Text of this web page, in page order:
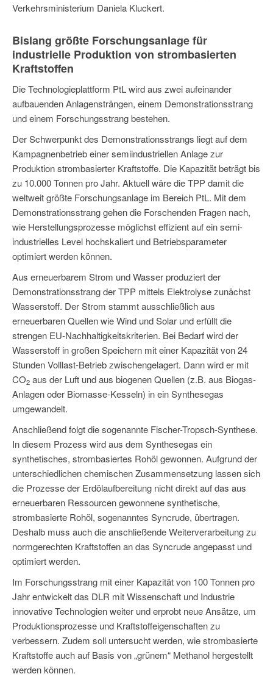
Verkehrsministerium Daniela Kluckert.
Bislang größte Forschungsanlage für
industrielle Produktion von strombasierten
Kraftstoffen
Die Technologieplattform PtL wird aus zwei aufeinander
aufbauenden Anlagensträngen, einem Demonstrationsstrang
und einem Forschungsstrang bestehen.
Der Schwerpunkt des Demonstrationsstrangs liegt auf dem
Kampagnenbetrieb einer semiindustriellen Anlage zur
Produktion strombasierter Kraftstoffe. Die Kapazität beträgt bis
zu 10.000 Tonnen pro Jahr. Aktuell wäre die TPP damit die
weltweit größte Forschungsanlage im Bereich PtL. Mit dem
Demonstrationsstrang gehen die Forschenden Fragen nach,
wie Herstellungsprozesse möglichst effizient auf ein semi-
industrielles Level hochskaliert und Betriebsparameter
optimiert werden können.
Aus erneuerbarem Strom und Wasser produziert der
Demonstrationsstrang der TPP mittels Elektrolyse zunächst
Wasserstoff. Der Strom stammt ausschließlich aus
erneuerbaren Quellen wie Wind und Solar und erfüllt die
strengen EU-Nachhaltigkeitskriterien. Bei Bedarf wird der
Wasserstoff in großen Speichern mit einer Kapazität von 24
Stunden Volllast-Betrieb zwischengelagert. Dann wird er mit
CO2 aus der Luft und aus biogenen Quellen (z.B. aus Biogas-
Anlagen oder Biomasse-Kesseln) in ein Synthesegas
umgewandelt.
Anschließend folgt die sogenannte Fischer-Tropsch-Synthese.
In diesem Prozess wird aus dem Synthesegas ein
synthetisches, strombasiertes Rohöl gewonnen. Aufgrund der
unterschiedlichen chemischen Zusammensetzung lassen sich
die Prozesse der Erdölaufbereitung nicht direkt auf das aus
erneuerbaren Ressourcen gewonnene synthetische,
strombasierte Rohöl, sogenanntes Syncrude, übertragen.
Deshalb muss auch die anschließende Weiterverarbeitung zu
normgerechten Kraftstoffen an das Syncrude angepasst und
optimiert werden.
Im Forschungsstrang mit einer Kapazität von 100 Tonnen pro
Jahr entwickelt das DLR mit Wissenschaft und Industrie
innovative Technologien weiter und erprobt neue Ansätze, um
Produktionsprozesse und Kraftstoffeigenschaften zu
verbessern. Zudem soll untersucht werden, wie strombasierte
Kraftstoffe auch auf Basis von „grünem“ Methanol hergestellt
werden können.